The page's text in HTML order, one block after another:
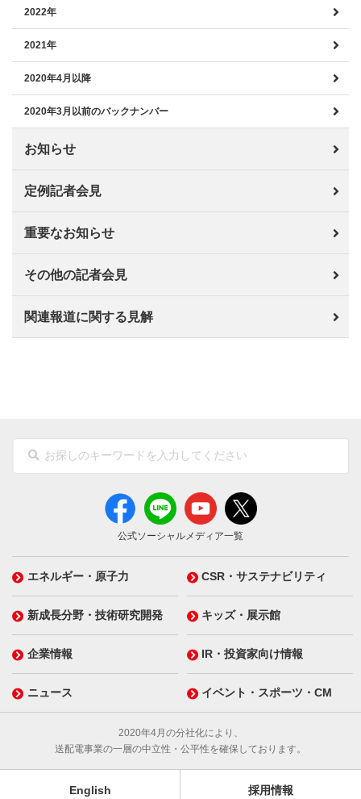
2022年
2021年
2020年4月以降
2020年3月以前のバックナンバー
お知らせ
定例記者会見
重要なお知らせ
その他の記者会見
関連報道に関する見解
公式ソーシャルメディア一覧
エネルギー・原子力 CSR・サステナビリティ
新成長分野・技術研究開発 キッズ・展示館
企業情報 IR・投資家向け情報
ニュース イベント・スポーツ・CM
2020年4月の分社化により、
送配電事業の一層の中立性・公平性を確保しております。
English 採用情報